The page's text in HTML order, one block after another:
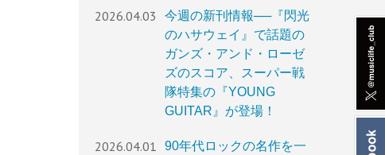
2026.04.03
今週の新刊情報──『閃光
のハサウェイ』で話題の
ガンズ・アンド・ローゼ
ズのスコア、スーパー戦
隊特集の『YOUNG
GUITAR』が登場！
2026.04.01
90年代ロックの名作を一